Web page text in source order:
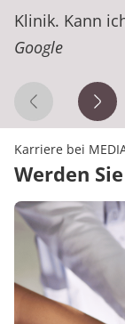
Klinik. Kann
Google
Vorheriges
Karriere bei
Werden